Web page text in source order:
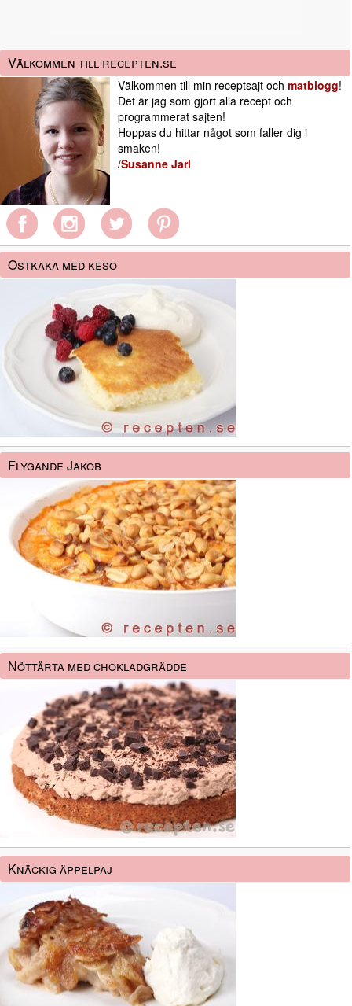
Välkommen till recepten.se
Välkommen till min receptsajt och matblogg!
Det är jag som gjort alla recept och
programmerat sajten!
Hoppas du hittar något som faller dig i
smaken!
/Susanne Jarl
Ostkaka med keso
Flygande Jakob
Nöttårta med chokladgrädde
Knäckig äppelpaj